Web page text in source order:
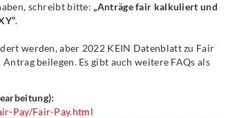
schreibt bitte: „Anträge fair kalkuliert und
.
werden, aber 2022 KEIN Datenblatt zu Fair
beilegen. Es gibt auch weitere FAQs als
Pay/Fair-Pay.html